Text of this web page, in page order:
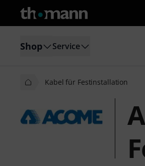
Shop Service
Kabel für Festinstallation